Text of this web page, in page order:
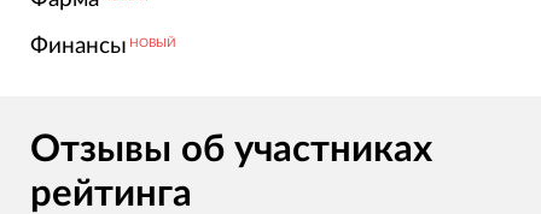
Финансы НОВЫЙ
Отзывы об участниках
рейтинга